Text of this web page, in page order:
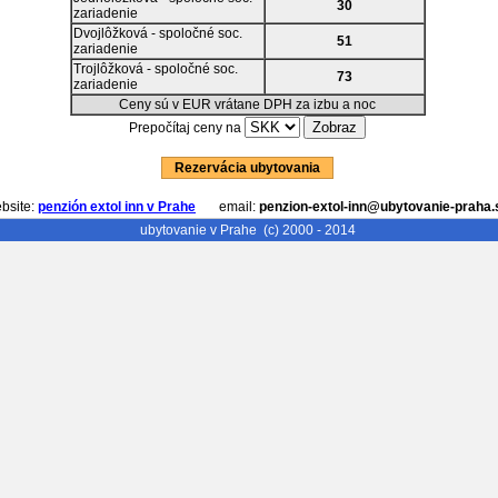
zariadenie
30
Dvojlôžková - spoločné soc.
zariadenie
51
Trojlôžková - spoločné soc.
zariadenie
73
Ceny sú v EUR vrátane DPH za izbu a noc
Prepočítaj ceny na
Rezervácia ubytovania
penzión extol inn v Prahe email: penzion-extol-inn@ubytovanie-
ubytovanie v Prahe (c) 2000 - 2014